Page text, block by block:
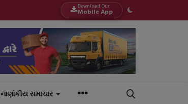
Download Our
Mobile App
નાણાંકીય સમાચાર